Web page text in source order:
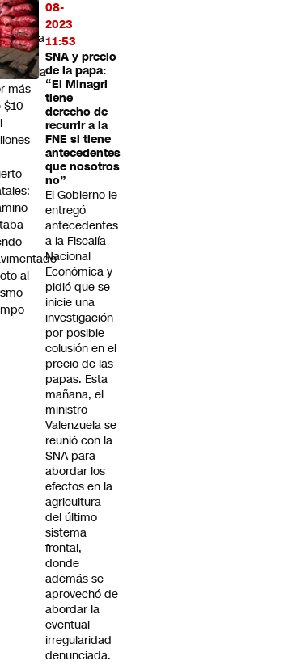
08-
2023
11:53
SNA y precio
de la papa:
“El Minagri
tiene
derecho de
recurrir a la
FNE si tiene
antecedentes
que nosotros
no”
El Gobierno le
entregó
antecedentes
a la Fiscalía
Nacional
Económica y
pidió que se
inicie una
investigación
por posible
colusión en el
precio de las
papas. Esta
mañana, el
ministro
Valenzuela se
reunió con la
SNA para
abordar los
efectos en la
agricultura
del último
sistema
frontal,
donde
además se
aprovechó de
abordar la
eventual
irregularidad
denunciada.
más
$10
al